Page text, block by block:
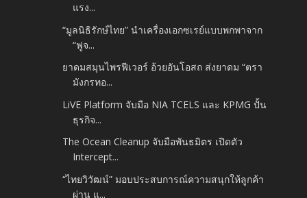
แรง...
“มูลนิธิรักษ์ไทย” นำเครื่องเอกซเรย์แบบพกพาจาก
“ฟูจ...
ยาดมสมุนไพรฟีเวอร์ อ้วยอันโอสถ ส่งยาดม “ตรา
มังกรทอ...
LiVE Platform จับมือ NIA TCELS และ KPMG ปั้น
ธุรกิจ...
The Ocean Cleanup จับมือพันธมิตร เปิดตัว
Intercept...
“ไทยวิวัฒน์” มอบประสบการณ์ความสนุกให้ลูกค้า
ผ่าน แ...